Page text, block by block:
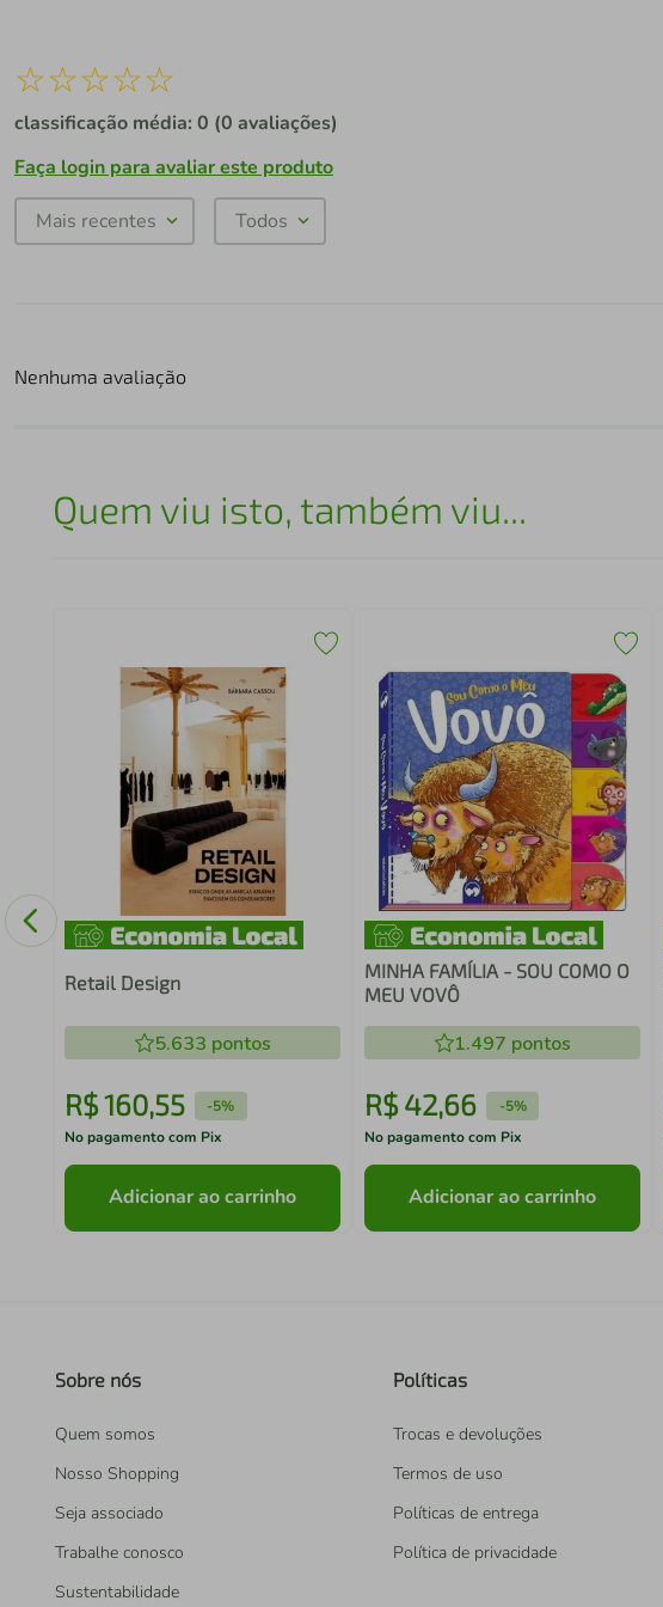
☆☆☆☆☆
classificação média: 0 (0 avaliações)
Faça login para avaliar este produto
Mais recentes Todos
Nenhuma avaliação
Quem viu isto, também viu...
Retail Design
5.633 pontos
R$160,55 -5%
No pagamento com Pix
Adicionar ao carrinho
MINHA FAMÍLIA - SOU COMO O
MEU VOVÔ
1.497 pontos
R$ 42,66 -5%
No pagamento com Pix
Adicionar ao carrinho
Sobre nós
Quem somos
Nosso Shopping
Seja associado
Trabalhe conosco
Sustentabilidade
Políticas
Trocas e devoluções
Termos de uso
Políticas de entrega
Política de privacidade